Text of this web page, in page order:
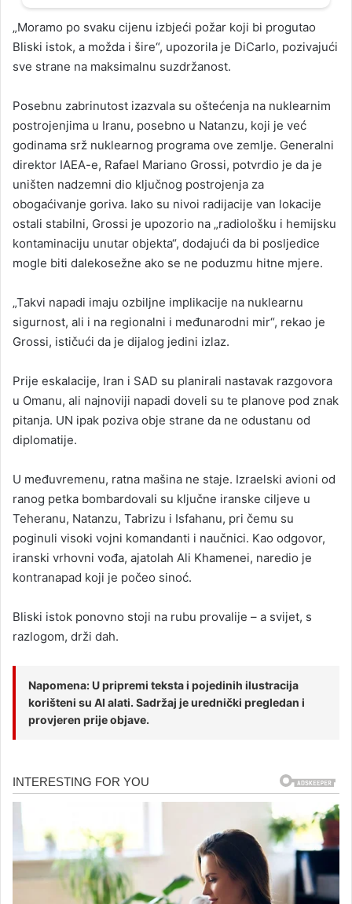
„Moramo po svaku cijenu izbjeći požar koji bi progutao
Bliski istok, a možda i šire“, upozorila je DiCarlo, pozivajući
sve strane na maksimalnu suzdržanost.
Posebnu zabrinutost izazvala su oštećenja na nuklearnim
postrojenjima u Iranu, posebno u Natanzu, koji je već
godinama srž nuklearnog programa ove zemlje. Generalni
direktor IAEA-e, Rafael Mariano Grossi, potvrdio je da je
uništen nadzemni dio ključnog postrojenja za
obogaćivanje goriva. Iako su nivoi radijacije van lokacije
ostali stabilni, Grossi je upozorio na „radiološku i hemijsku
kontaminaciju unutar objekta“, dodajući da bi posljedice
mogle biti dalekosežne ako se ne poduzmu hitne mjere.
„Takvi napadi imaju ozbiljne implikacije na nuklearnu
sigurnost, ali i na regionalni i međunarodni mir“, rekao je
Grossi, ističući da je dijalog jedini izlaz.
Prije eskalacije, Iran i SAD su planirali nastavak razgovora
u Omanu, ali najnoviji napadi doveli su te planove pod znak
pitanja. UN ipak poziva obje strane da ne odustanu od
diplomatije.
U međuvremenu, ratna mašina ne staje. Izraelski avioni od
ranog petka bombardovali su ključne iranske ciljeve u
Teheranu, Natanzu, Tabrizu i Isfahanu, pri čemu su
poginuli visoki vojni komandanti i naučnici. Kao odgovor,
iranski vrhovni vođa, ajatolah Ali Khamenei, naredio je
kontranapad koji je počeo sinoć.
Bliski istok ponovno stoji na rubu provalije – a svijet, s
razlogom, drži dah.
Napomena: U pripremi teksta i pojedinih ilustracija
korišteni su AI alati. Sadržaj je urednički pregledan i
provjeren prije objave.